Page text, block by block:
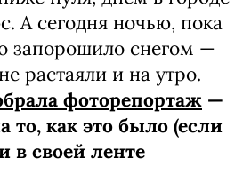
А сегодня ночью, пока
запорошило снегом —
растаяли и на утро.
фоторепортаж —
то, как это было (если
в своей ленте